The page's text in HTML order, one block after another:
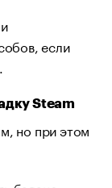
если
Steam
но при этом